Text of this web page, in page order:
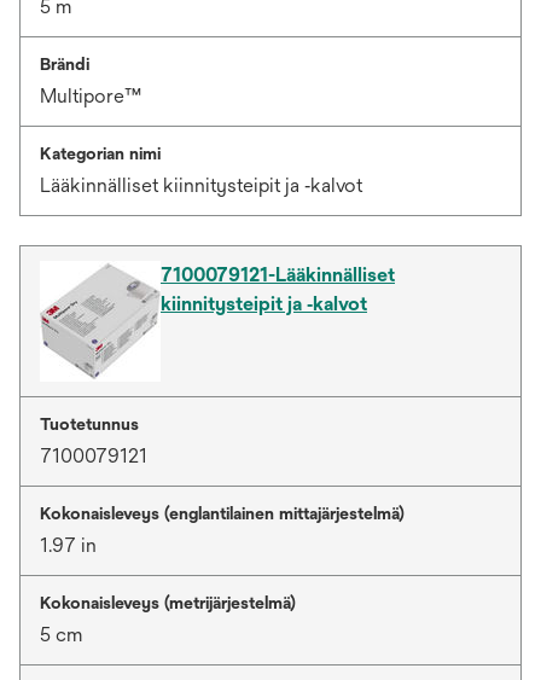
5 m
Brändi
Multipore™
Kategorian nimi
Lääkinnälliset kiinnitysteipit ja ‑kalvot
7100079121-Lääkinnälliset
kiinnitysteipit ja ‑kalvot
Tuotetunnus
7100079121
Kokonaisleveys (englantilainen mittajärjestelmä)
1.97 in
Kokonaisleveys (metrijärjestelmä)
5 cm